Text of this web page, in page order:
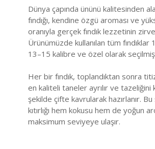
Dünya çapında ününü kalitesinden
fındığı, kendine özgü aroması ve
oranıyla gerçek fındık lezzetinin
Ürünümüzde kullanılan tüm fındıklar
13–15 kalibre ve özel olarak
Her bir fındık, toplandıktan sonra
en kaliteli taneler ayrılır ve tazeliğini
şekilde çifte kavrularak hazırlanır.
kıtırlığı hem kokusu hem de yoğun
maksimum seviyeye ulaşır.